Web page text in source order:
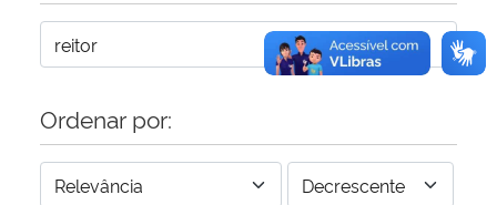
Ordenar por: